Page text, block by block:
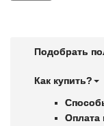
Подобрать
Как купить?
Оплата